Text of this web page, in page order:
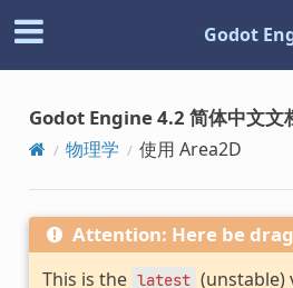
Godot
Godot Engine 4.2 简体中文文
物理学 使用 Area2D
Attention: Here be
This is the latest (unstable)